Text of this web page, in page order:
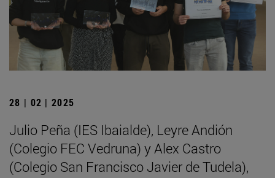
28 | 02 | 2025
Julio Peña (IES Ibaialde), Leyre Andión
(Colegio FEC Vedruna) y Alex Castro
(Colegio San Francisco Javier de Tudela),